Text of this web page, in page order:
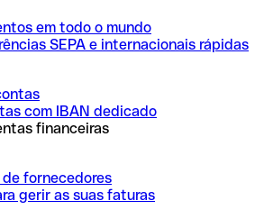
em todo o mundo
SEPA e internacionais rápidas
com IBAN dedicado
financeiras
de fornecedores
gerir as suas faturas